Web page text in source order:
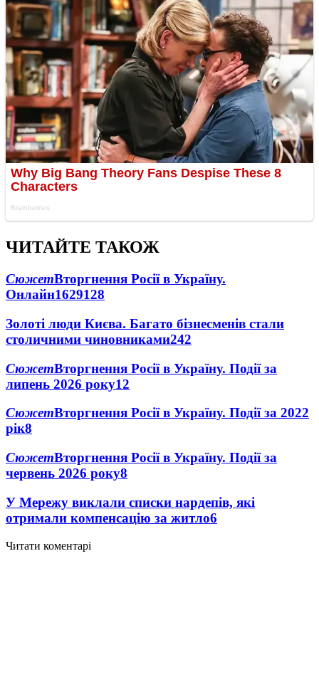
ЧИТАЙТЕ ТАКОЖ
СюжетВторгнення Росії в Україну.
Онлайн1629128
Золоті люди Києва. Багато бізнесменів стали
столичними чиновниками242
СюжетВторгнення Росії в Україну. Події за
липень 2026 року12
СюжетВторгнення Росії в Україну. Події за 2022
рік8
СюжетВторгнення Росії в Україну. Події за
червень 2026 року8
У Мережу виклали списки нардепів, які
отримали компенсацію за житло6
Читати коментарі